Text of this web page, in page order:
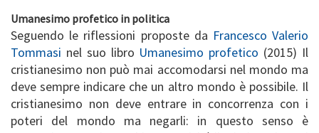
Umanesimo profetico in politica
Seguendo le riflessioni proposte da Francesco Valerio
Tommasi nel suo libro Umanesimo profetico (2015) Il
cristianesimo non può mai accomodarsi nel mondo ma
deve sempre indicare che un altro mondo è possibile. Il
cristianesimo non deve entrare in concorrenza con i
poteri del mondo ma negarli: in questo senso è